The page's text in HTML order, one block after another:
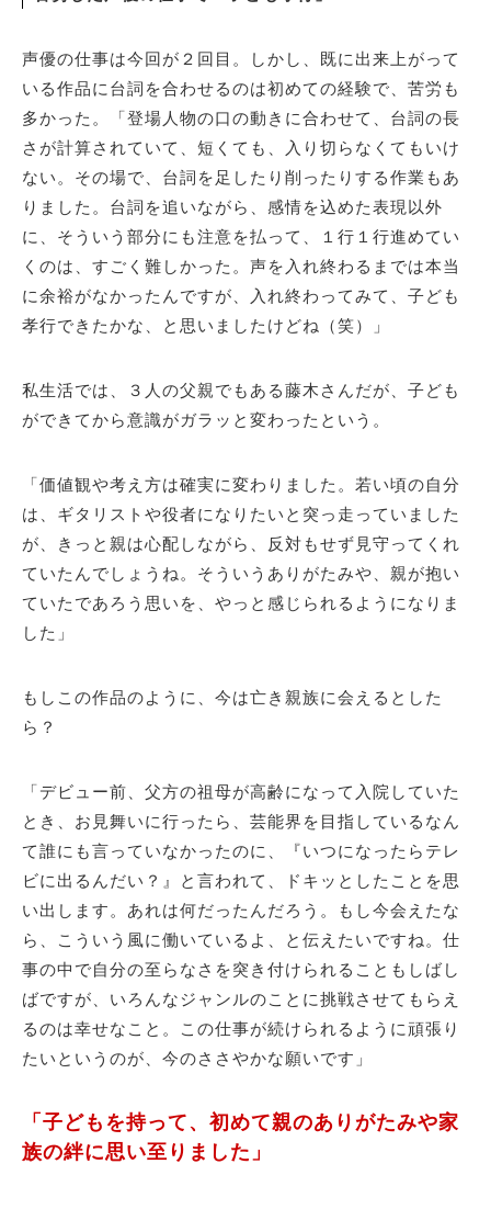
声優の仕事は今回が２回目。しかし、既に出来上がって
いる作品に台詞を合わせるのは初めての経験で、苦労も
多かった。「登場人物の口の動きに合わせて、台詞の長
さが計算されていて、短くても、入り切らなくてもいけ
ない。その場で、台詞を足したり削ったりする作業もあ
りました。台詞を追いながら、感情を込めた表現以外
に、そういう部分にも注意を払って、１行１行進めてい
くのは、すごく難しかった。声を入れ終わるまでは本当
に余裕がなかったんですが、入れ終わってみて、子ども
孝行できたかな、と思いましたけどね（笑）」
私生活では、３人の父親でもある藤木さんだが、子ども
ができてから意識がガラッと変わったという。
「価値観や考え方は確実に変わりました。若い頃の自分
は、ギタリストや役者になりたいと突っ走っていました
が、きっと親は心配しながら、反対もせず見守ってくれ
ていたんでしょうね。そういうありがたみや、親が抱い
ていたであろう思いを、やっと感じられるようになりま
した」
もしこの作品のように、今は亡き親族に会えるとした
ら？
「デビュー前、父方の祖母が高齢になって入院していた
とき、お見舞いに行ったら、芸能界を目指しているなん
て誰にも言っていなかったのに、『いつになったらテレ
ビに出るんだい？』と言われて、ドキッとしたことを思
い出します。あれは何だったんだろう。もし今会えたな
ら、こういう風に働いているよ、と伝えたいですね。仕
事の中で自分の至らなさを突き付けられることもしばし
ばですが、いろんなジャンルのことに挑戦させてもらえ
るのは幸せなこと。この仕事が続けられるように頑張り
たいというのが、今のささやかな願いです」
「子どもを持って、初めて親のありがたみや家
族の絆に思い至りました」